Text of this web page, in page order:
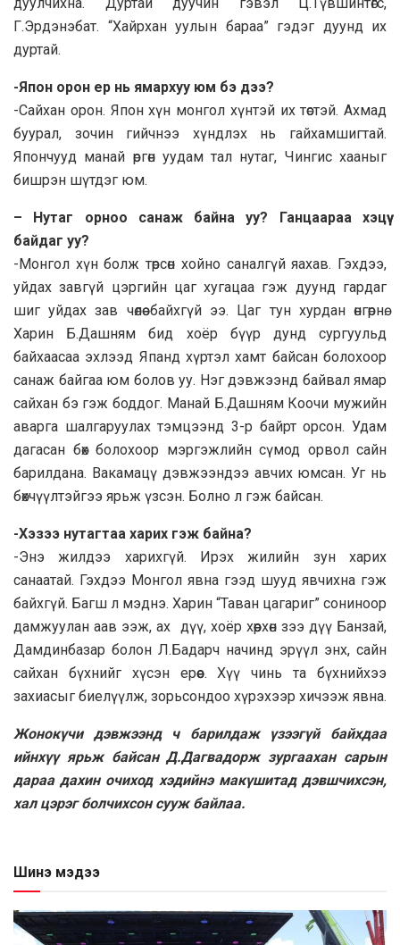
Г.Эрдэнэбат. “Хайрхан уулын бараа” гэдэг дуунд их
дуртай.
-Япон орон ер нь ямархуу юм бэ дээ?
-Сайхан орон. Япон хүн монгол хүнтэй их төстэй. Ахмад
буурал, зочин гийчнээ хүндлэх нь гайхамшигтай.
Япончууд манай өргөн уудам тал нутаг, Чингис хааныг
бишрэн шүтдэг юм.
– Нутаг орноо санаж байна уу? Ганцаараа хэцүү
байдаг уу?
-Монгол хүн болж төрсөн хойно саналгүй яахав. Гэхдээ,
уйдах завгүй цэргийн цаг хугацаа гэж дуунд гардаг
шиг уйдах зав чөлөө байхгүй ээ. Цаг тун хурдан өнгөрнө.
Харин Б.Дашням бид хоёр бүүр дунд сургуульд
байхаасаа эхлээд Япанд хүртэл хамт байсан болохоор
санаж байгаа юм болов уу. Нэг дэвжээнд байвал ямар
сайхан бэ гэж боддог. Манай Б.Дашням Коочи мужийн
аварга шалгаруулах тэмцээнд 3-р байрт орсон. Удам
дагасан бөх болохоор мэргэжлийн сүмод орвол сайн
барилдана. Вакамацү дэвжээндээ авчих юмсан. Уг нь
бөхчүүлтэйгээ ярьж үзсэн. Болно л гэж байсан.
-Хэзээ нутагтаа харих гэж байна?
-Энэ жилдээ харихгүй. Ирэх жилийн зун харих
санаатай. Гэхдээ Монгол явна гээд шууд явчихна гэж
байхгүй. Багш л мэднэ. Харин “Таван цагариг” сониноор
дамжуулан аав ээж, ах дүү, хоёр хөөрхөн зээ дүү Банзай,
Дамдинбазар болон Л.Бадарч начинд эрүүл энх, сайн
сайхан бүхнийг хүсэн ерөөе. Хүү чинь та бүхнийхээ
захиасыг биелүүлж, зорьсондоо хүрэхээр хичээж явна.
Жонокүчи дэвжээнд ч барилдаж үзээгүй байхдаа
ийнхүү ярьж байсан Д.Дагвадорж зургаахан сарын
дараа дахин очиход хэдийнэ макүшитад дэвшчихсэн,
хал цэрэг болчихсон сууж байлаа.
Шинэ мэдээ